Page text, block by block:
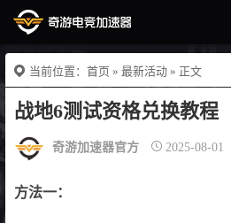
当前位置： 首页 » 最新活动 » 正文
战地6测试资格兑换教程
奇游加速器官方 2025-08-01
方法一：